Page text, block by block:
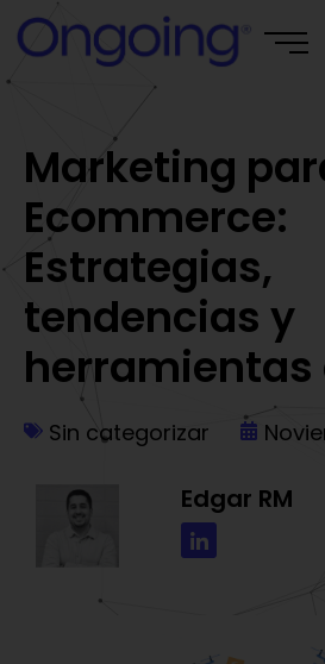
Marketing
Ecommerce:
Estrategias,
tendencias y
herramientas
Sin categorizar
Edgar RM